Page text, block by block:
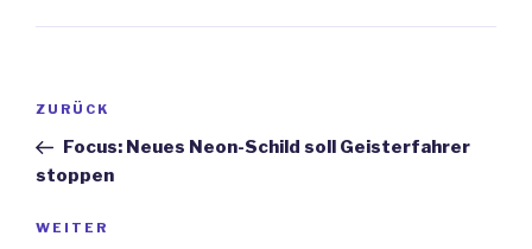
Beitrags-
Vorheriger
Beitrag
ZURÜCK
Focus: Neues Neon-Schild soll Geisterfahrer
stoppen
Nächster
WEITER